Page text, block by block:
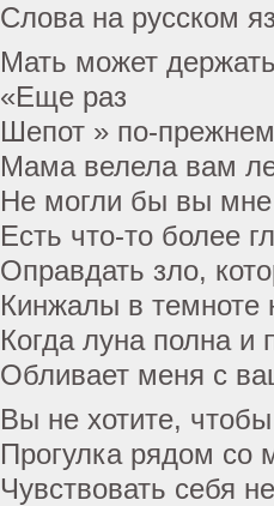
Слова на русском
Мать может
«Еще раз
Шепот » по-
Мама велела вам
Не могли бы вы мне
Есть что-то более
Оправдать зло,
Кинжалы в темноте
Когда луна полна и
Обливает меня с
Вы не хотите,
Прогулка рядом со
Чувствовать себя